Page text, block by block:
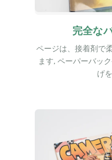
完全な
ページは、接着剤で
ます, ペーパーバッ
げ